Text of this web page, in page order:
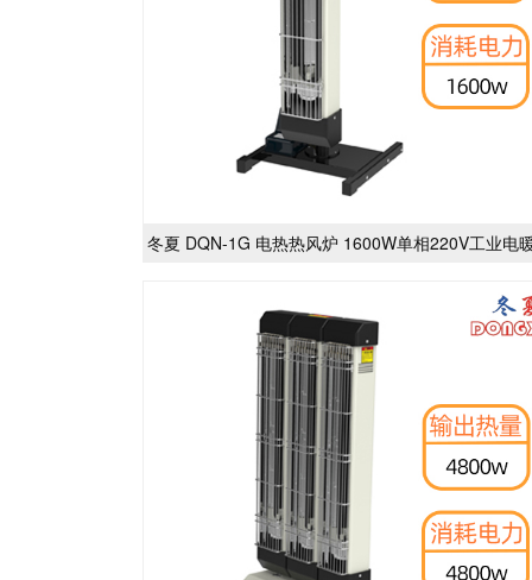
冬夏 DQN-1G 电热热风炉 1600W单相220V工业电